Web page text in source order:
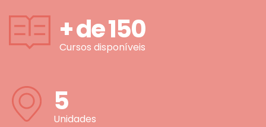
+ de150
Cursos disponíveis
5
Unidades